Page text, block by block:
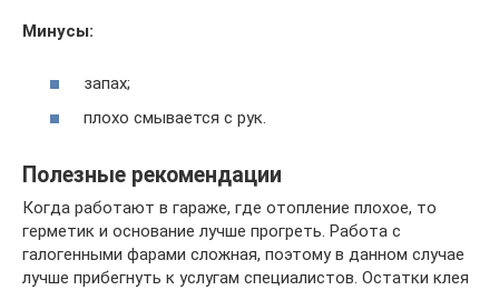
Минусы:
запах;
плохо смывается с рук.
Полезные рекомендации
Когда работают в гараже, где отопление плохое, то
герметик и основание лучше прогреть. Работа с
галогенными фарами сложная, поэтому в данном случае
лучше прибегнуть к услугам специалистов. Остатки клея